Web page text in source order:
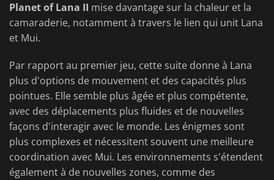
Planet of Lana II mise davantage sur la chaleur et la
camaraderie, notamment à travers le lien qui unit Lana
et Mui.
Par rapport au premier jeu, cette suite donne à Lana
plus d'options de mouvement et des capacités plus
pointues. Elle semble plus âgée et plus compétente,
avec des déplacements plus fluides et de nouvelles
façons d'interagir avec le monde. Les énigmes sont
plus complexes et nécessitent souvent une meilleure
coordination avec Mui. Les environnements s'étendent
également à de nouvelles zones, comme des